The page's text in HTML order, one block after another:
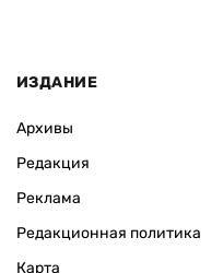
ИЗДАНИЕ
Архивы
Редакция
Реклама
Редакционная политика
Карта